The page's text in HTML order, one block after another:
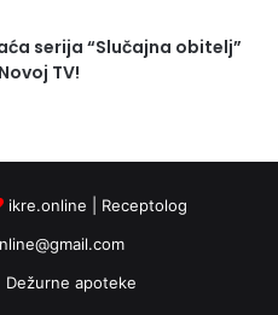
serija “Slučajna obitelj”
TV!
ikre.online | Receptolog
Dežurne apoteke